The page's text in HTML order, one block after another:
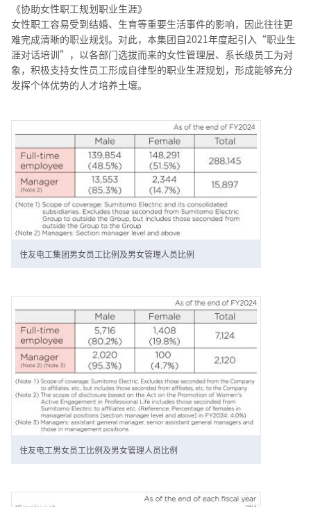
住友电工集团男女员工比例及男女管理人员比例
住友电工男女员工比例及男女管理人员比例
《协助女性职工规划职业生涯》
女性职工容易受到结婚、生育等重要生活事件的影响，因此往往更
难完成清晰的职业规划。对此，本集团自2021年度起引入“职业生
涯对话培训”，以各部门选拔而来的女性管理层、系长级员工为对
象，积极支持女性员工形成自律型的职业生涯规划，形成能够充分
发挥个体优势的人才培养土壤。